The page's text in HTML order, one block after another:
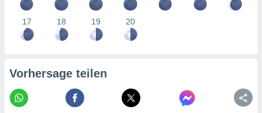
von
1199
17 18 19 20
Vorhersage teilen